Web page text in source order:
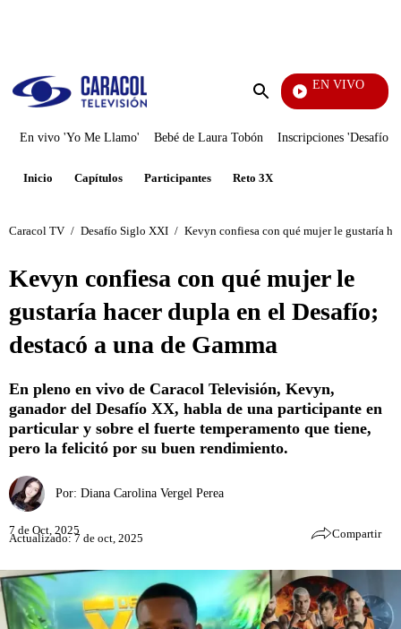
Enviar
EN VIVO
Televentas
En vivo 'Yo Me Llamo' Bebé de Laura Tobón Inscripciones 'Desafío'
Inicio Capítulos Participantes Reto 3X
Caracol TV / Desafío Siglo XXI / Kevyn confiesa con qué mujer le gustaría
Kevyn confiesa con qué mujer le
gustaría hacer dupla en el Desafío;
destacó a una de Gamma
En pleno en vivo de Caracol Televisión, Kevyn,
ganador del Desafío XX, habla de una participante en
particular y sobre el fuerte temperamento que tiene,
pero la felicitó por su buen rendimiento.
Por: Diana Carolina Vergel Perea
7 de Oct, 2025
Actualizado: 7 de oct, 2025 Compartir